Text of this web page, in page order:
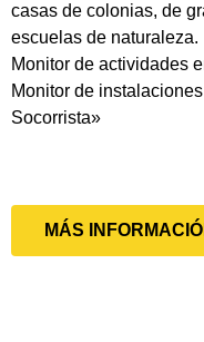
casas de colonias, de
escuelas de naturaleza.
Monitor de actividades
Monitor de
Socorrista»
MÁS